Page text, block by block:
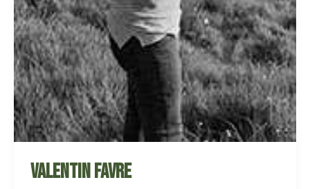
Valentin Favre